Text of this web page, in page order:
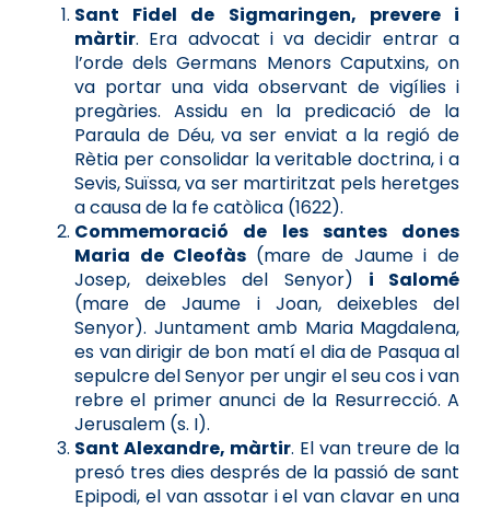
Sant Fidel de Sigmaringen, prevere i
màrtir. Era advocat i va decidir entrar a
l’orde dels Germans Menors Caputxins, on
va portar una vida observant de vigílies i
pregàries. Assidu en la predicació de la
Paraula de Déu, va ser enviat a la regió de
Rètia per consolidar la veritable doctrina, i a
Sevis, Suïssa, va ser martiritzat pels heretges
a causa de la fe catòlica (1622).
Commemoració de les santes dones
Maria de Cleofàs (mare de Jaume i de
Josep, deixebles del Senyor) i Salomé
(mare de Jaume i Joan, deixebles del
Senyor). Juntament amb Maria Magdalena,
es van dirigir de bon matí el dia de Pasqua al
sepulcre del Senyor per ungir el seu cos i van
rebre el primer anunci de la Resurrecció. A
Jerusalem (s. I).
Sant Alexandre, màrtir. El van treure de la
presó tres dies després de la passió de sant
Epipodi, el van assotar i el van clavar en una